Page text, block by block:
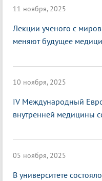
11 ноября, 2025
Лекции ученого с
меняют будущее
10 ноября, 2025
IV Международный
внутренней медицины
05 ноября, 2025
В университете